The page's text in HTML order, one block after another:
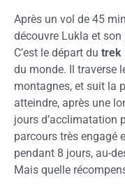
Après un vol de 45
découvre Lukla et
C’est le départ du trek
du monde. Il traverse
montagnes, et suit la
atteindre, après une
jours d’acclimatation
parcours très engagé
pendant 8 jours, au-
Mais quelle